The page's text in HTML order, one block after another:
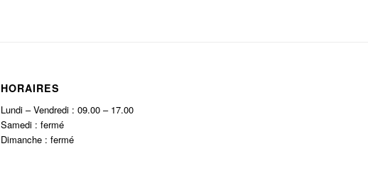
HORAIRES
Lundi – Vendredi : 09.00 – 17.00
Samedi : fermé
Dimanche : fermé